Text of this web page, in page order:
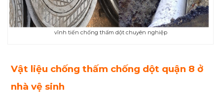
vĩnh tiến chống thấm dột chuyên nghiệp
Vật liệu chống thấm chống dột quận 8 ở
nhà vệ sinh